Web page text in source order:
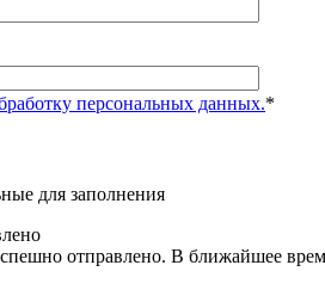
персональных данных.*
для заполнения
отправлено. В ближайшее